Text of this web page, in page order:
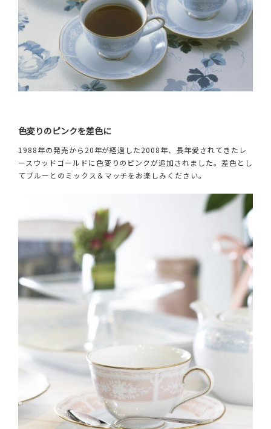
色変りのピンクを差色に
1988年の発売から20年が経過した2008年、長年愛されてきたレ
ースウッドゴールドに色変りのピンクが追加されました。差色とし
てブルーとのミックス＆マッチをお楽しみください。